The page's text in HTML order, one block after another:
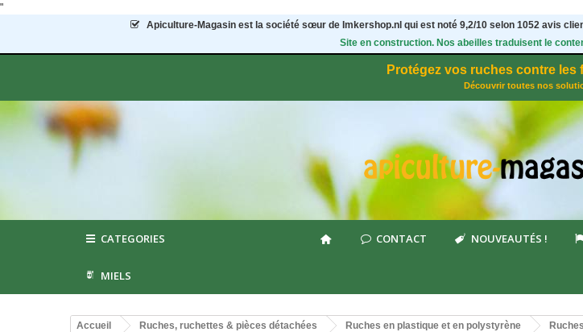
"
Apiculture-Magasin est la société sœur de Imkershop.nl qui est noté 9,2/10 selon 1052avis
Site en construction. Nos abeilles traduisent le
Protégez vos ruches contre les
Découvrir toutes nos
CATEGORIES CONTACT NOUVEAUTÉS !
MIELS
Accueil Ruches, ruchettes & pièces détachées Ruches en plastique et en polystyrène